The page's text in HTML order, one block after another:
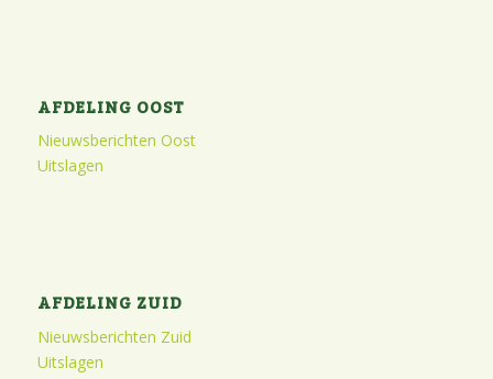
AFDELING OOST
Nieuwsberichten Oost
Uitslagen
AFDELING ZUID
Nieuwsberichten Zuid
Uitslagen